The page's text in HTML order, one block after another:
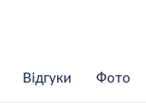
Відгуки Фото